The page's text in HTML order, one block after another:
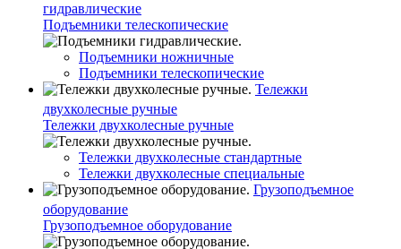
гидравлические
Подъемники телескопические
Подъемники ножничные
Подъемники телескопические
Тележки
двухколесные ручные
Тележки двухколесные ручные
Тележки двухколесные стандартные
Тележки двухколесные специальные
Грузоподъемное
оборудование
Грузоподъемное оборудование